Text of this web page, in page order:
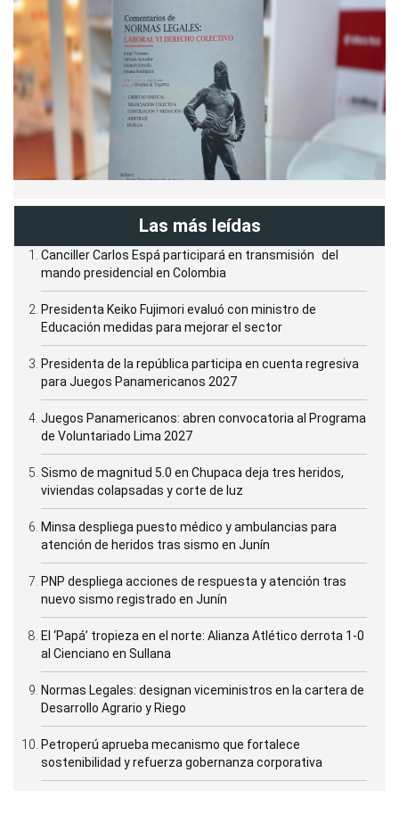
Las más leídas
Canciller Carlos Espá participará en transmisión del
mando presidencial en Colombia
Presidenta Keiko Fujimori evaluó con ministro de
Educación medidas para mejorar el sector
Presidenta de la república participa en cuenta regresiva
para Juegos Panamericanos 2027
Juegos Panamericanos: abren convocatoria al Programa
de Voluntariado Lima 2027
Sismo de magnitud 5.0 en Chupaca deja tres heridos,
viviendas colapsadas y corte de luz
Minsa despliega puesto médico y ambulancias para
atención de heridos tras sismo en Junín
PNP despliega acciones de respuesta y atención tras
nuevo sismo registrado en Junín
El ‘Papá’ tropieza en el norte: Alianza Atlético derrota 1-0
al Cienciano en Sullana
Normas Legales: designan viceministros en la cartera de
Desarrollo Agrario y Riego
Petroperú aprueba mecanismo que fortalece
sostenibilidad y refuerza gobernanza corporativa